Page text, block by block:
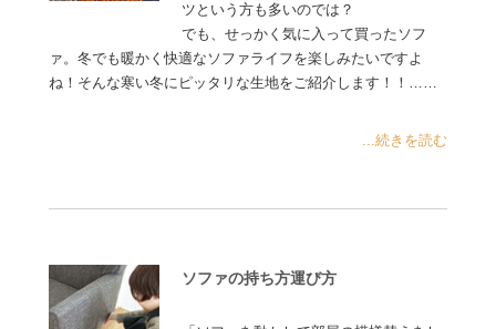
ツという方も多いのでは？
でも、せっかく気に入って買ったソフ
ァ。冬でも暖かく快適なソファライフを楽しみたいですよ
ね！そんな寒い冬にピッタリな生地をご紹介します！！……
...続きを読む
ソファの持ち方運び方